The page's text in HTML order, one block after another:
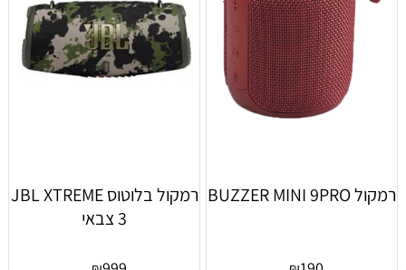
רמקול BUZZER MINI 9PRO
רמקול בלוטוס JBL XTREME
3 צבאי